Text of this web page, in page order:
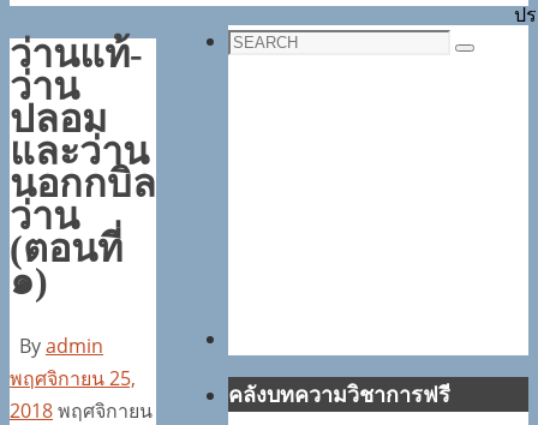
ป
ว่านแท้-
ว่าน
ปลอม
และว่าน
นอกกบิล
ว่าน
(ตอนที่
๑)
Byadmin
พฤศจิกายน 25,
2018พฤศจิกายน
Search
Search
คลังบทความวิชาการฟรี